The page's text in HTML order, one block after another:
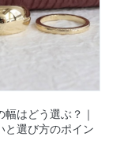
幅はどう選ぶ？｜
と選び方のポイン